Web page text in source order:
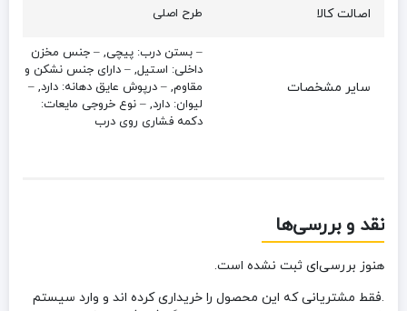
اصالت کالا طرح اصلی
سایر مشخصات
– بستن درب: پیچی, – جنس مخزن
داخلی: استیل, – دارای جنس نشکن و
مقاوم, – درپوش عایق دهانه: دارد, –
لیوان: دارد, – نوع خروجی مایعات:
دکمه فشاری روی درب
نقد و بررسی‌ها
هنوز بررسی‌ای ثبت نشده است.
.فقط مشتریانی که این محصول را خریداری کرده اند و وارد سیستم